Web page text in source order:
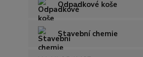
Odpadkové koše
Stavební chemie